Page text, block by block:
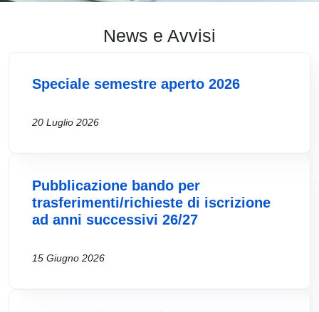
News e Avvisi
Speciale semestre aperto 2026
20 Luglio 2026
Pubblicazione bando per
trasferimenti/richieste di iscrizione
ad anni successivi 26/27
15 Giugno 2026